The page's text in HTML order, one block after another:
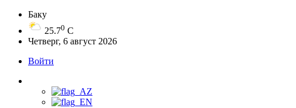
Баку
25.70 C
Четверг, 6 август 2026
Войти